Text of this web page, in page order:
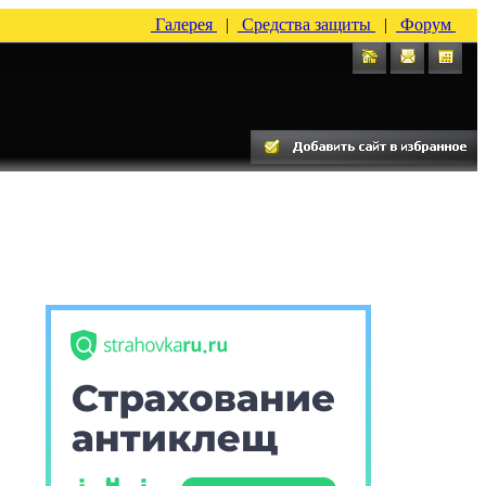
Галерея | Средства защиты | Форум